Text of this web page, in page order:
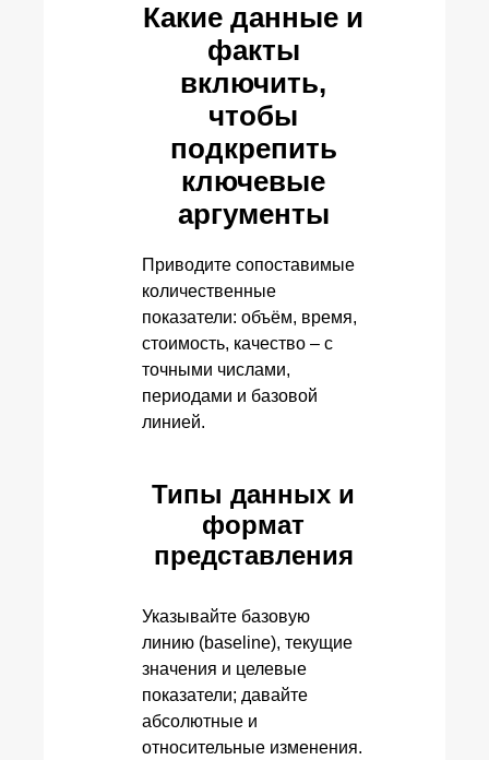
Какие данные и
факты
включить,
чтобы
подкрепить
ключевые
аргументы
Приводите сопоставимые
количественные
показатели: объём, время,
стоимость, качество – с
точными числами,
периодами и базовой
линией.
Типы данных и
формат
представления
Указывайте базовую
линию (baseline), текущие
значения и целевые
показатели; давайте
абсолютные и
относительные изменения.